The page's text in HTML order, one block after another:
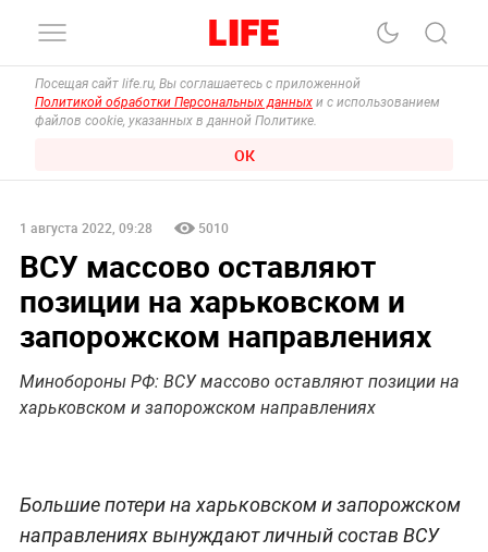
Посещая сайт life.ru, Вы соглашаетесь с приложенной
Политикой обработки Персональных данных и с использованием
файлов cookie, указанных в данной Политике.
ОК
1 августа 2022, 09:28 5010
ВСУ массово оставляют
позиции на харьковском и
запорожском направлениях
Минобороны РФ: ВСУ массово оставляют позиции на
харьковском и запорожском направлениях
Большие потери на харьковском и запорожском
направлениях вынуждают личный состав ВСУ